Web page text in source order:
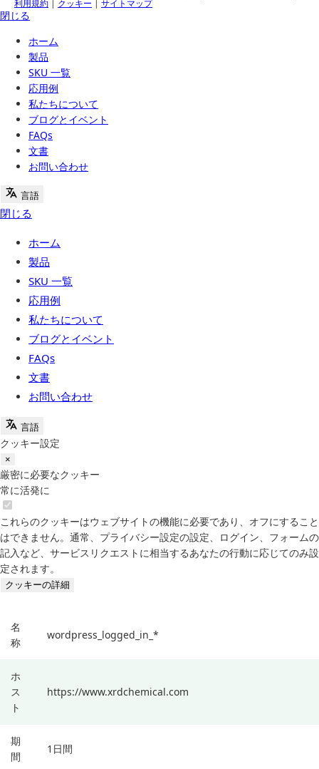
利用規約|クッキー|サイトマップ
閉じる
ホーム
製品
SKU 一覧
応用例
私たちについて
ブログとイベント
FAQs
文書
お問い合わせ
言語
閉じる
ホーム
製品
SKU 一覧
応用例
私たちについて
ブログとイベント
FAQs
文書
お問い合わせ
言語
クッキー設定
×
厳密に必要なクッキー
常に活発に
これらのクッキーはウェブサイトの機能に必要であり、オフにすること
はできません。通常、プライバシー設定の設定、ログイン、フォームの
記入など、サービスリクエストに相当するあなたの行動に応じてのみ設
定されます。
クッキーの詳細
名
称
wordpress_logged_in_*
ホ
ス
ト
https://www.xrdchemical.com
期
間
1日間